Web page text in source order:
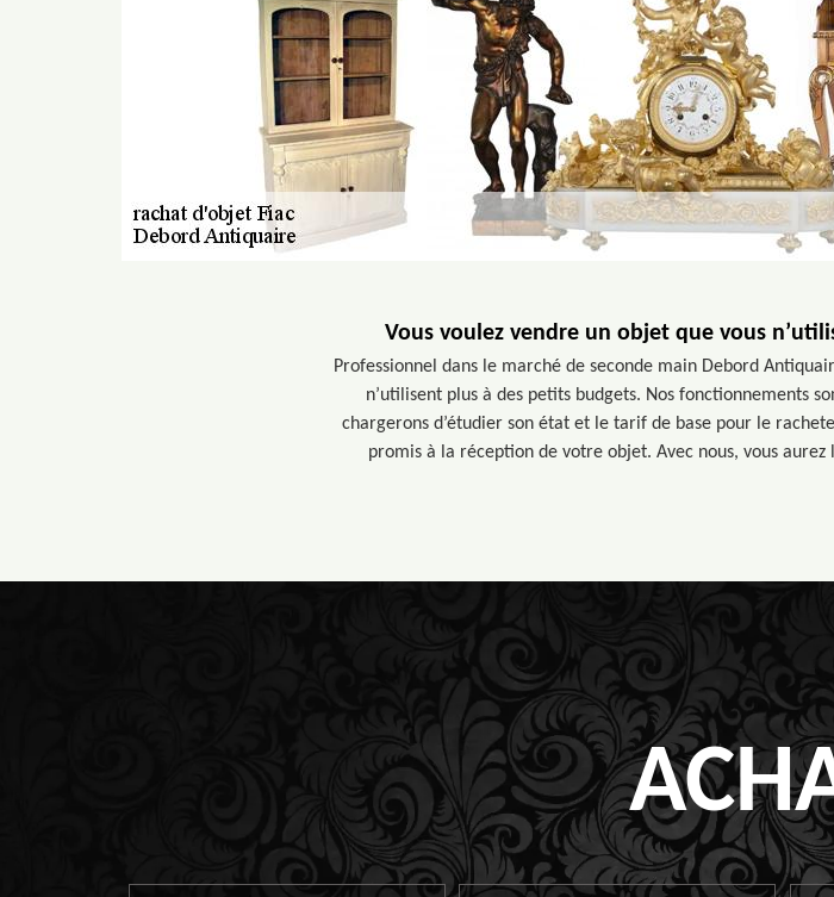
Vous voulez vendre un objet que vous
Professionnel dans le marché de seconde main Debord
n’utilisent plus à des petits budgets. Nos fonctionnements
chargerons d’étudier son état et le tarif de base pour le
promis à la réception de votre objet. Avec nous, vous aurez